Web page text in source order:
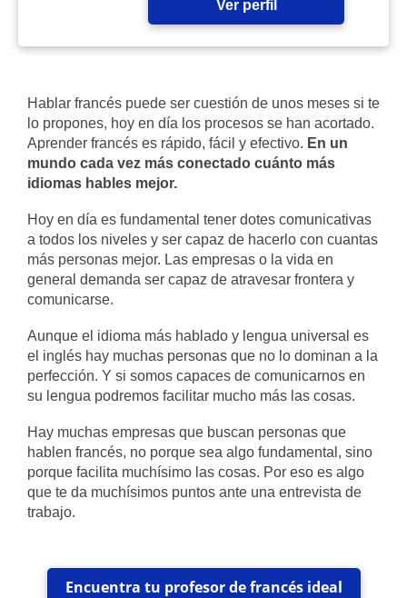
Ver perfil
Hablar francés puede ser cuestión de unos meses si te
lo propones, hoy en día los procesos se han acortado.
Aprender francés es rápido, fácil y efectivo. En un
mundo cada vez más conectado cuánto más
idiomas hables mejor.
Hoy en día es fundamental tener dotes comunicativas
a todos los niveles y ser capaz de hacerlo con cuantas
más personas mejor. Las empresas o la vida en
general demanda ser capaz de atravesar frontera y
comunicarse.
Aunque el idioma más hablado y lengua universal es
el inglés hay muchas personas que no lo dominan a la
perfección. Y si somos capaces de comunicarnos en
su lengua podremos facilitar mucho más las cosas.
Hay muchas empresas que buscan personas que
hablen francés, no porque sea algo fundamental, sino
porque facilita muchísimo las cosas. Por eso es algo
que te da muchísimos puntos ante una entrevista de
trabajo.
Encuentra tu profesor de francés ideal